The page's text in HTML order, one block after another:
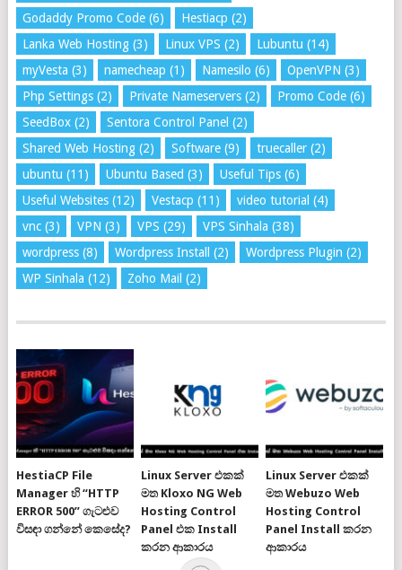
Godaddy Promo Code(6) Hestiacp (2)
Lanka Web Hosting(3) Linux VPS (2) Lubuntu (14)
myVesta (3) namecheap (1) Namesilo (6) OpenVPN (3)
Php Settings(2) Private Nameservers(2) Promo Code(6)
SeedBox(2) Sentora Control Panel (2)
Shared Web Hosting(2) Software(9) truecaller(2)
ubuntu (11) Ubuntu Based (3) Useful Tips(6)
Useful Websites(12) Vestacp (11) video tutorial (4)
vnc(3) VPN (3) VPS (29) VPS Sinhala (38)
wordpress(8) Wordpress Install (2) Wordpress Plugin (2)
WP Sinhala (12) Zoho Mail (2)
HestiaCP File
Manager හි “HTTP
ERROR 500” ගැටළුව
විසඳා ගන්නේ කෙසේද?
Linux Server එකක්
මත Kloxo NG Web
Hosting Control
Panel එක Install
කරන ආකාරය
Linux Server එකක්
මත Webuzo Web
Hosting Control
Panel Install කරන
ආකාරය